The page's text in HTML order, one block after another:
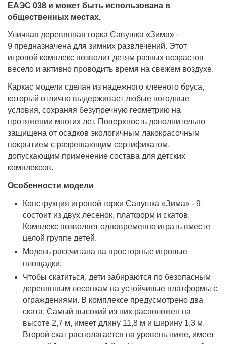
ЕАЭС 038 и может быть использована в
общественных местах.
Уличная деревянная горка Савушка «Зима» -
9 предназначена для зимних развлечений. Этот
игровой комплекс позволит детям разных возрастов
весело и активно проводить время на свежем воздухе.
Каркас модели сделан из надежного клееного бруса,
который отлично выдерживает любые погодные
условия, сохраняя безупречную геометрию на
протяжении многих лет. Поверхность дополнительно
защищена от осадков экологичным лакокрасочным
покрытием с разрешающим сертификатом,
допускающим применение состава для детских
комплексов.
Особенности модели
Конструкция игровой горки Савушка «Зима» - 9
состоит из двух лесенок, платформ и скатов.
Комплекс позволяет одновременно играть вместе
целой группе детей.
Модель рассчитана на просторные игровые
площадки.
Чтобы скатиться, дети забираются по безопасным
деревянным лесенкам на устойчивые платформы с
ограждениями. В комплексе предусмотрено два
ската. Самый высокий из них расположен на
высоте 2,7 м, имеет длину 11,8 м и ширину 1,3 м.
Второй скат располагается на уровень ниже, имеет